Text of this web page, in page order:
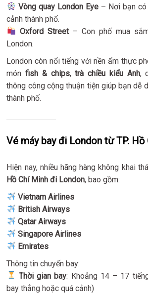
Vòng quay London Eye– Nơi bạn có
cảnh thành phố.
Oxford Street– Con phố mua
London.
London còn nổi tiếng với nền ẩm thực
mónfish & chips,trà chiều kiểu Anh,
thông công cộng thuận tiện giúp bạn dễ
thành phố.
Vé máy bay đi London từ TP. Hồ
Hiện nay, nhiều hãng hàng không khai
Hồ Chí Minh đi London, bao gồm:
Vietnam Airlines
British Airways
Qatar Airways
Singapore Airlines
Emirates
Thông tin chuyến bay:
Thời gian bay: Khoảng 14 – 17
bay thẳng hoặc quá cảnh)